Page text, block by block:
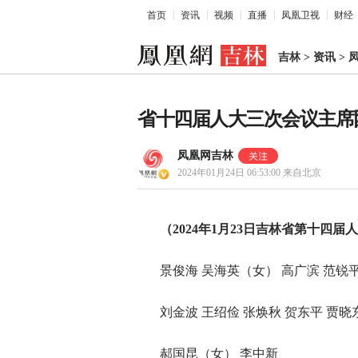
首页 资讯 视频 直播 凤凰卫视 财经
吉林> 资讯 >
省十四届人大三次会议主
凤凰网吉林
2024年01月24日 06:53:00 来自北京
（2024年1月23日吉林省第十四
景俊海 吴海英（女） 高广滨 范锐
刘金波 王绍俭 张焕秋 贺东平 贾晓
郝国昆（女） 李中新